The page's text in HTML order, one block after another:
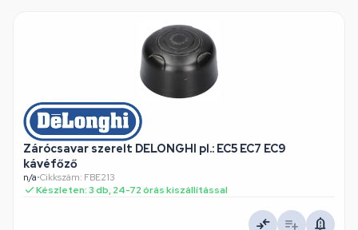
Zárócsavar szerelt DELONGHI pl.: EC5 EC7 EC9
kávéfőző
n/a•Cikkszám: FBE213
Készleten: 3 db, 24-72 órás kiszállítással